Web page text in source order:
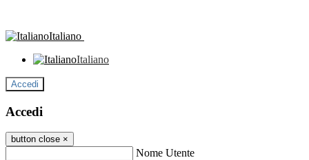
Italiano
Italiano
Accedi
Accedi
button close ×
Nome Utente